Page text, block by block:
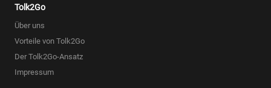
Tolk2Go
Über uns
Vorteile von Tolk2Go
Der Tolk2Go-Ansatz
Impressum